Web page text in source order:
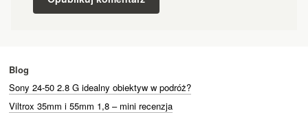
Blog
Sony 24-50 2.8 G idealny obiektyw w podróż?
Viltrox 35mm i 55mm 1,8 – mini recenzja